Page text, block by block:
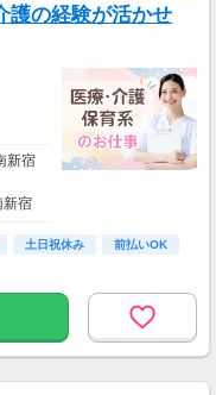
護の経験が活かせ
手当
なし
新宿
新宿
バス土日祝休み
前払いOK